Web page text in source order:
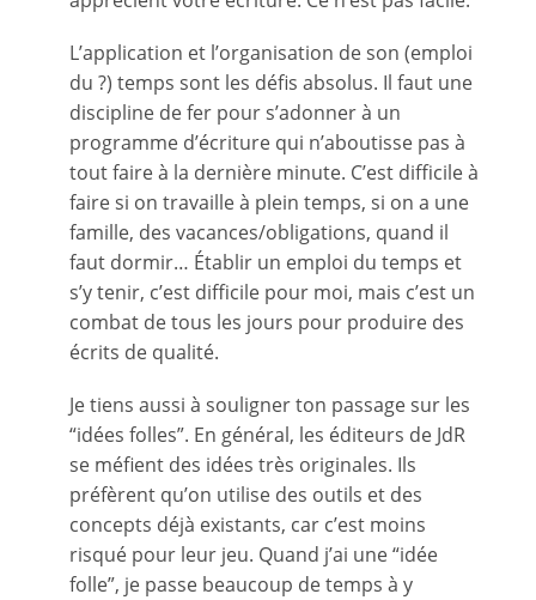
L’application et l’organisation de son (emploi
du ?) temps sont les défis absolus. Il faut une
discipline de fer pour s’adonner à un
programme d’écriture qui n’aboutisse pas à
tout faire à la dernière minute. C’est difficile à
faire si on travaille à plein temps, si on a une
famille, des vacances/obligations, quand il
faut dormir… Établir un emploi du temps et
s’y tenir, c’est difficile pour moi, mais c’est un
combat de tous les jours pour produire des
écrits de qualité.
Je tiens aussi à souligner ton passage sur les
“idées folles”. En général, les éditeurs de JdR
se méfient des idées très originales. Ils
préfèrent qu’on utilise des outils et des
concepts déjà existants, car c’est moins
risqué pour leur jeu. Quand j’ai une “idée
folle”, je passe beaucoup de temps à y